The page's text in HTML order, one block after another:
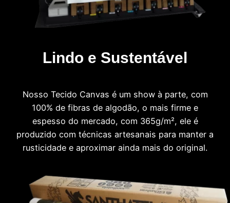
Lindo e Sustentável
Nosso Tecido Canvas é um show à parte, com
100% de fibras de algodão, o mais firme e
espesso do mercado, com 365g/m², ele é
produzido com técnicas artesanais para manter a
rusticidade e aproximar ainda mais do original.